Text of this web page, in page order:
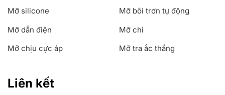
Mỡ silicone
Mỡ bôi trơn tự động
Mỡ dẫn điện
Mỡ chì
Mỡ chịu cực áp
Mỡ tra ắc thắng
Liên kết